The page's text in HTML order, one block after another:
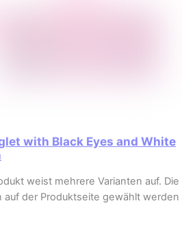
with Black Eyes and White
weist mehrere Varianten auf. Die
auf der Produktseite gewählt werden